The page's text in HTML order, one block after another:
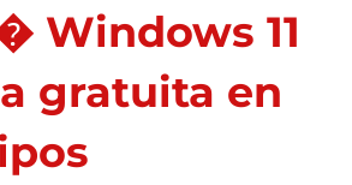
Windows 11
gratuita en